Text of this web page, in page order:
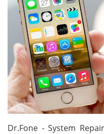
Dr.Fone - System